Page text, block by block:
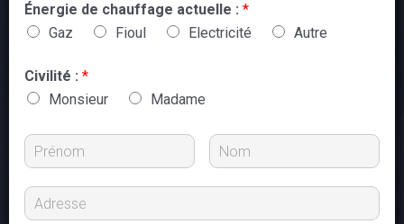
Énergie de chauffage actuelle : *
Gaz
Fioul Electricité Autre
Civilité : *
Monsieur
Madame